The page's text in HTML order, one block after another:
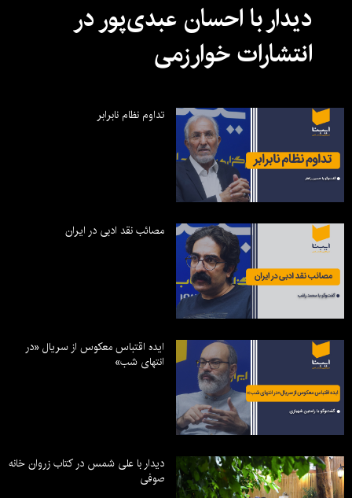
دیدار با احسان عبدی‌پور در
انتشارات خوارزمی
تداوم نظام نابرابر
مصائب نقد ادبی در ایران
ایده اقتباس معکوس از سریال «در
انتهای شب»
دیدار با علی شمس در کتاب زروان خانه
صوفی